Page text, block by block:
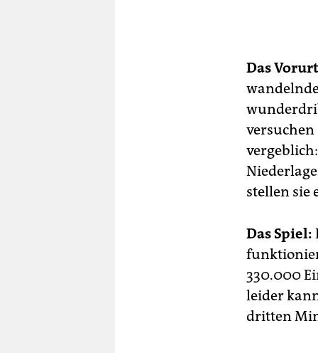
Das
stellen sie
Das Spiel:
330.000
leider
dritten